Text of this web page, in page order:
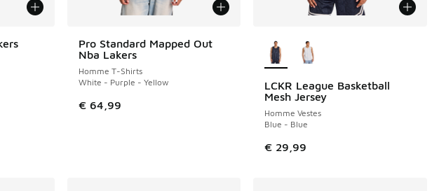
Pro Standard Mapped Out
Nba Lakers
Homme T-Shirts
White - Purple - Yellow
€ 64,99
LCKR League Basketball
Mesh Jersey
Homme Vestes
Blue - Blue
€ 29,99